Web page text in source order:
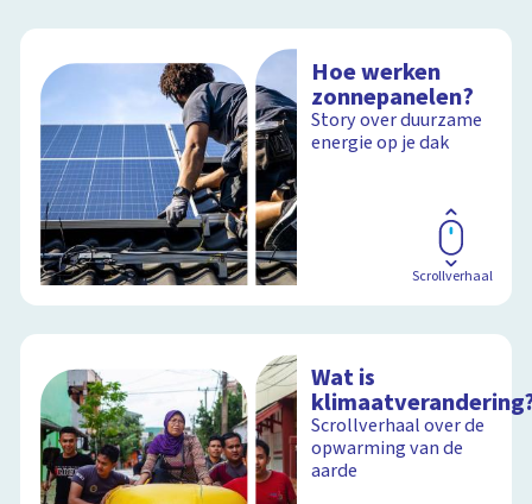
Hoe werken
zonnepanelen?
Story over duurzame
energie op je dak
Scrollverhaal
Wat is
Scrollverhaal over de
opwarming van de
aarde